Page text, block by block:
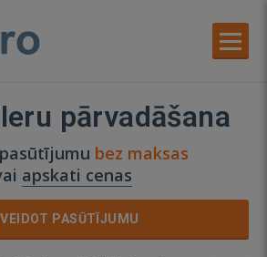
pārvadāšana
bez maksas
apskati cenas
PASŪTĪJUMU